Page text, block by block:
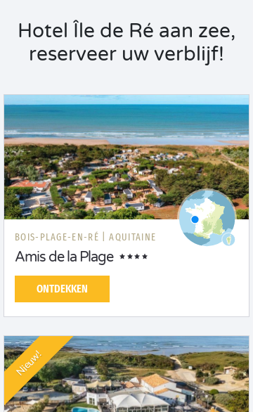
Hotel Île de Ré aan zee,
reserveer uw verblijf!
BOIS-PLAGE-EN-RÉ | AQUITAINE
Amis de la Plage
ONTDEKKEN
Nieuw!